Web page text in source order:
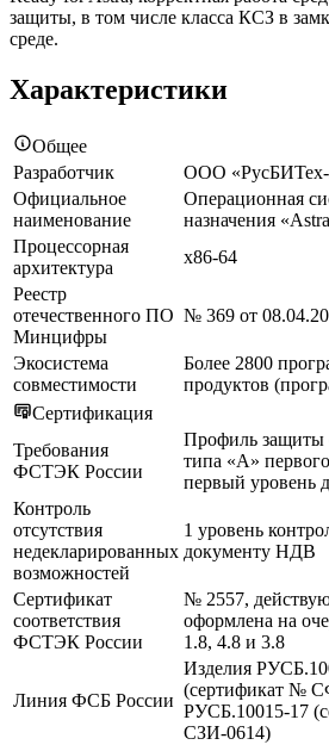
защиты, в том числе класса КСЗ в
среде.
Характеристики
Общее
Разработчик
ООО «РусБИТех-
Официальное
наименование
Операционная
назначения
Процессорная
архитектура
x86-64
Реестр
отечественного ПО
Минцифры
№ 369 от
Экосистема
совместимости
Более 2800
продуктов
Сертификация
Требования
ФСТЭК России
Профиль защиты
типа «А»
первый уровень
Контроль
отсутствия
недекларированных
возможностей
1 уровень
документу НДВ
Сертификат
соответствия
ФСТЭК России
№ 2557,
оформлена на
1.8, 4.8 и 3.8
Линия ФСБ России
Изделия
(сертификат №
РУСБ.10015-17
СЗИ-0614)